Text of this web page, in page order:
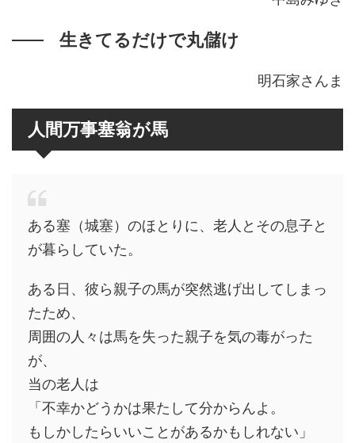
生きてるだけで丸儲け
明石家さんま
人間万事塞翁が馬
ある塞（城塞）のほとりに、老人とその息子と
が暮らしていた。
ある日、彼ら親子の馬が突然逃げ出してしまっ
たため、
周囲の人々は馬を失った親子を気の毒がった
が、
当の老人は
「不幸かどうかは果たして分からんよ。
もしかしたらいいことがあるかもしれない」